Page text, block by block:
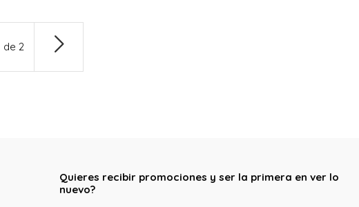
de 2
Quieres recibir promociones y ser la primera en ver lo
nuevo?